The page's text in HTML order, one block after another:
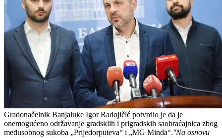
Gradonačelnik Banjaluke Igor Radojičić potvrdio je da je
onemogućeno održavanje gradsklih i prigradskih saobraćajnica zbog
međusobnog sukoba „Prijedorputeva“ i „MG Minda“.''Na osnovu